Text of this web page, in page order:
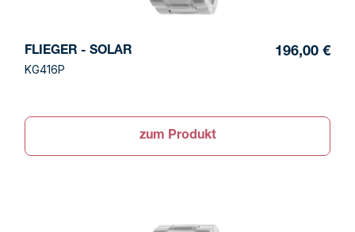
FLIEGER - SOLAR
KG416P
196,00 €
zum Produkt